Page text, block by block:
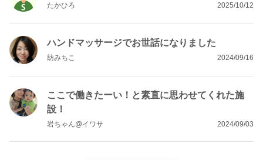
たかひろ 2025/10/12
ハンドマッサージでお世話になりました
紡みちこ 2024/09/16
ここで働きたーい！と素直に思わせてくれた施
設！
岩ちゃん@イワサ 2024/09/03